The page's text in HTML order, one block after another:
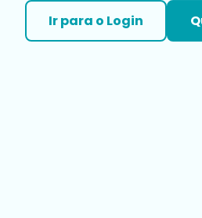
Ir para o Login